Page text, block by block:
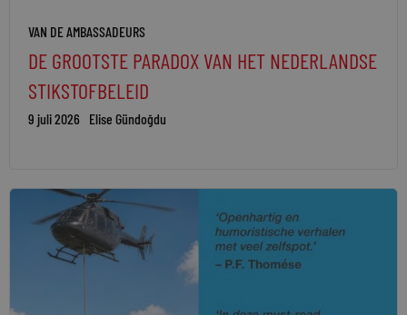
VAN DE AMBASSADEURS
DE GROOTSTE PARADOX VAN HET NEDERLANDSE
STIKSTOFBELEID
9 juli 2026 Elise Gündoğdu